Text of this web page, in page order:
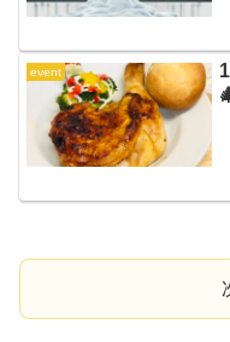
event